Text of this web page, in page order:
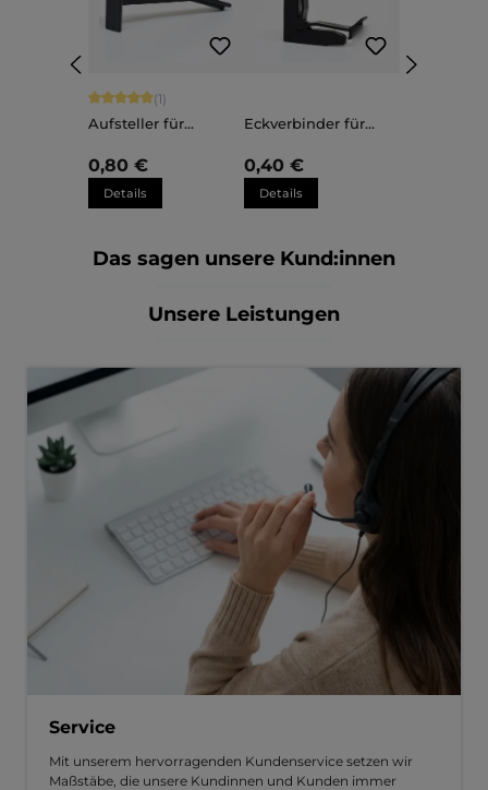
Durchschnittliche Bewertung von 5 von 5 Sternen
(1)
Aufsteller für
Sara
0,80 €
Details
Eckverbinder für
Sara
0,40 €
Details
Das sagen unsere Kund:innen
Unsere Leistungen
Service
Mit unserem hervorragenden Kundenservice setzen wir
Maßstäbe, die unsere Kundinnen und Kunden immer